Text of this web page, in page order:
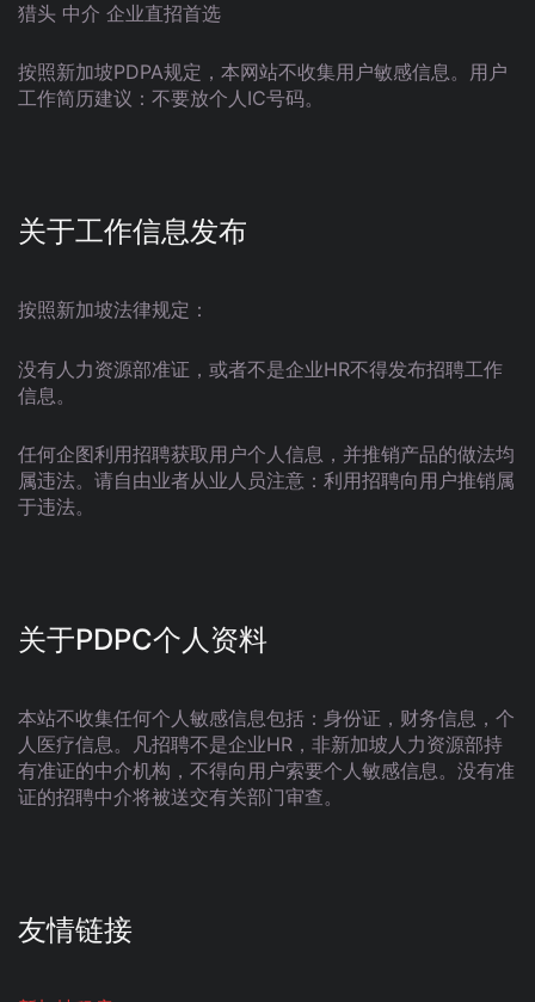
猎头 中介 企业直招首选
按照新加坡PDPA规定，本网站不收集用户敏感信息。用户
工作简历建议：不要放个人IC号码。
关于工作信息发布
按照新加坡法律规定：
没有人力资源部准证，或者不是企业HR不得发布招聘工作
信息。
任何企图利用招聘获取用户个人信息，并推销产品的做法均
属违法。请自由业者从业人员注意：利用招聘向用户推销属
于违法。
关于PDPC个人资料
本站不收集任何个人敏感信息包括：身份证，财务信息，个
人医疗信息。凡招聘不是企业HR，非新加坡人力资源部持
有准证的中介机构，不得向用户索要个人敏感信息。没有准
证的招聘中介将被送交有关部门审查。
友情链接